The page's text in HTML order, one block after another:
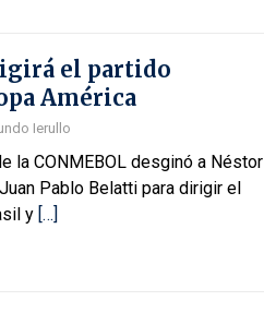
el partido
América
Ierullo
la CONMEBOL desginó a Néstor
Pablo Belatti para dirigir el
y […]